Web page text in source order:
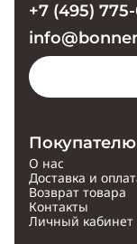
Покупателю
О нас
Доставка и
Возврат товара
Контакты
Личный кабинет
+7 (495)